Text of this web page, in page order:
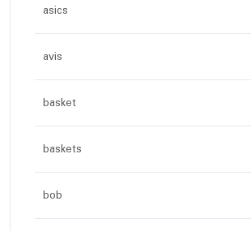
asics
avis
basket
baskets
bob